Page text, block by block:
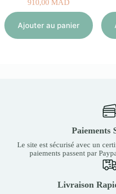
910,00MAD
Ajouter au panier
Paiements
Le site est sécurisé avec un
paiements passent par
Livraison